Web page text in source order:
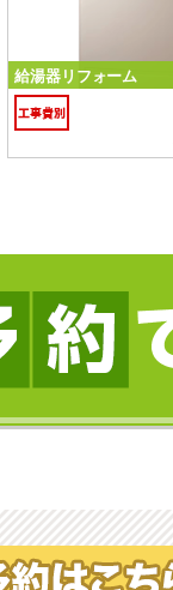
給湯器リフォーム
工事費別